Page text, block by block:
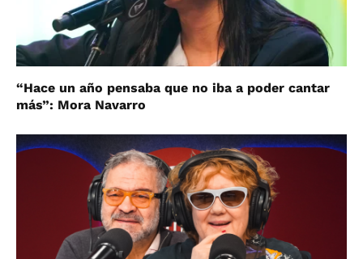
“Hace un año pensaba que no iba a poder cantar
más”: Mora Navarro